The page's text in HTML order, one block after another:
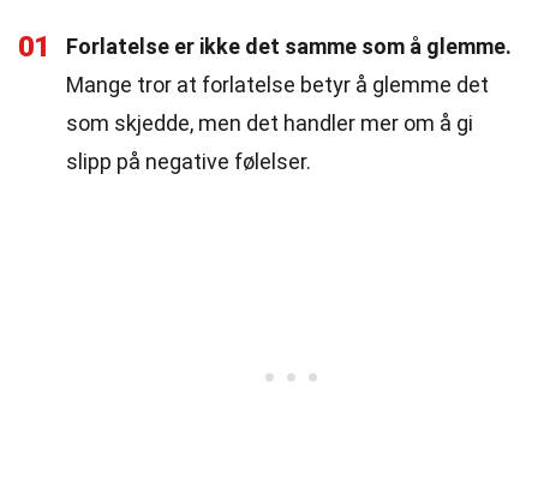
01
Forlatelse er ikke det samme som å glemme.
Mange tror at forlatelse betyr å glemme det
som skjedde, men det handler mer om å gi
slipp på negative følelser.